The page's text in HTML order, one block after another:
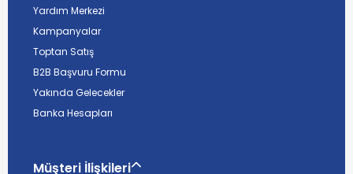
Yardım Merkezi
Kampanyalar
Toptan Satış
B2B Başvuru Formu
Yakında Gelecekler
Banka Hesapları
Müşteri İlişkileri